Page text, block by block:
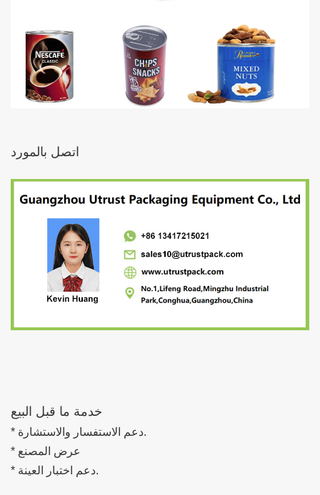
اتصل بالمورد
خدمة ما قبل البيع
* دعم الاستفسار والاستشارة.
* عرض المصنع
* دعم اختبار العينة.